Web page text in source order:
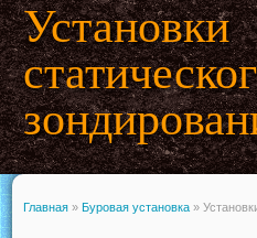
Установки
Главная » Буровая установка »